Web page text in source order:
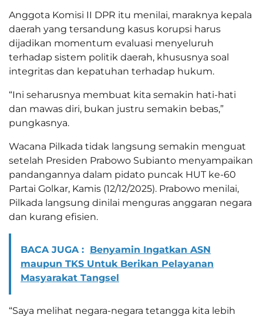
Anggota Komisi II DPR itu menilai, maraknya kepala
daerah yang tersandung kasus korupsi harus
dijadikan momentum evaluasi menyeluruh
terhadap sistem politik daerah, khususnya soal
integritas dan kepatuhan terhadap hukum.
“Ini seharusnya membuat kita semakin hati-hati
dan mawas diri, bukan justru semakin bebas,”
pungkasnya.
Wacana Pilkada tidak langsung semakin menguat
setelah Presiden Prabowo Subianto menyampaikan
pandangannya dalam pidato puncak HUT ke-60
Partai Golkar, Kamis (12/12/2025). Prabowo menilai,
Pilkada langsung dinilai menguras anggaran negara
dan kurang efisien.
BACA JUGA : Benyamin Ingatkan ASN
maupun TKS Untuk Berikan Pelayanan
Masyarakat Tangsel
“Saya melihat negara-negara tetangga kita lebih